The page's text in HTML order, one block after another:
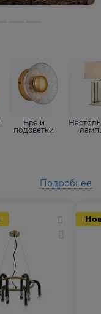
Бра и
подсветки
Подробнее